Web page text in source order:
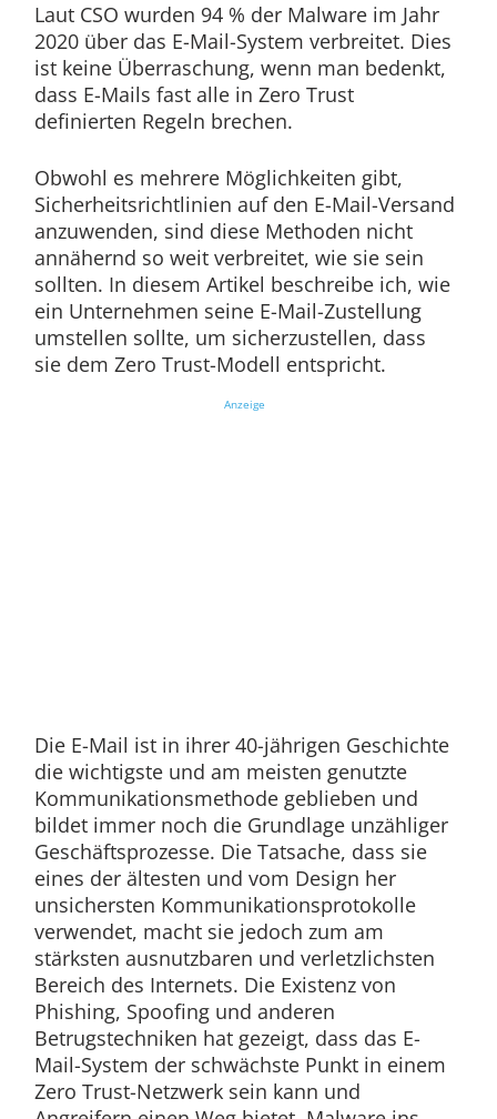
Laut CSO wurden 94 % der Malware im Jahr
2020 über das E-Mail-System verbreitet. Dies
ist keine Überraschung, wenn man bedenkt,
dass E-Mails fast alle in Zero Trust
definierten Regeln brechen.
Obwohl es mehrere Möglichkeiten gibt,
Sicherheitsrichtlinien auf den E-Mail-Versand
anzuwenden, sind diese Methoden nicht
annähernd so weit verbreitet, wie sie sein
sollten. In diesem Artikel beschreibe ich, wie
ein Unternehmen seine E-Mail-Zustellung
umstellen sollte, um sicherzustellen, dass
sie dem Zero Trust-Modell entspricht.
Anzeige
Die E-Mail ist in ihrer 40-jährigen Geschichte
die wichtigste und am meisten genutzte
Kommunikationsmethode geblieben und
bildet immer noch die Grundlage unzähliger
Geschäftsprozesse. Die Tatsache, dass sie
eines der ältesten und vom Design her
unsichersten Kommunikationsprotokolle
verwendet, macht sie jedoch zum am
stärksten ausnutzbaren und verletzlichsten
Bereich des Internets. Die Existenz von
Phishing, Spoofing und anderen
Betrugstechniken hat gezeigt, dass das E-
Mail-System der schwächste Punkt in einem
Zero Trust-Netzwerk sein kann und